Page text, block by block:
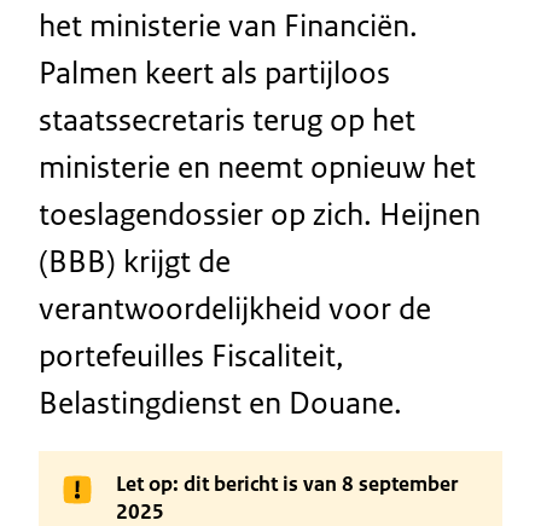
het ministerie van Financiën.
Palmen keert als partijloos
staatssecretaris terug op het
ministerie en neemt opnieuw het
toeslagendossier op zich. Heijnen
(BBB) krijgt de
verantwoordelijkheid voor de
portefeuilles Fiscaliteit,
Belastingdienst en Douane.
Let op: dit bericht is van 8 september
2025